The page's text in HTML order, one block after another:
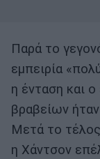
Παρά το
εμπειρία
η ένταση και
βραβείων
Μετά το
η Χάντσον